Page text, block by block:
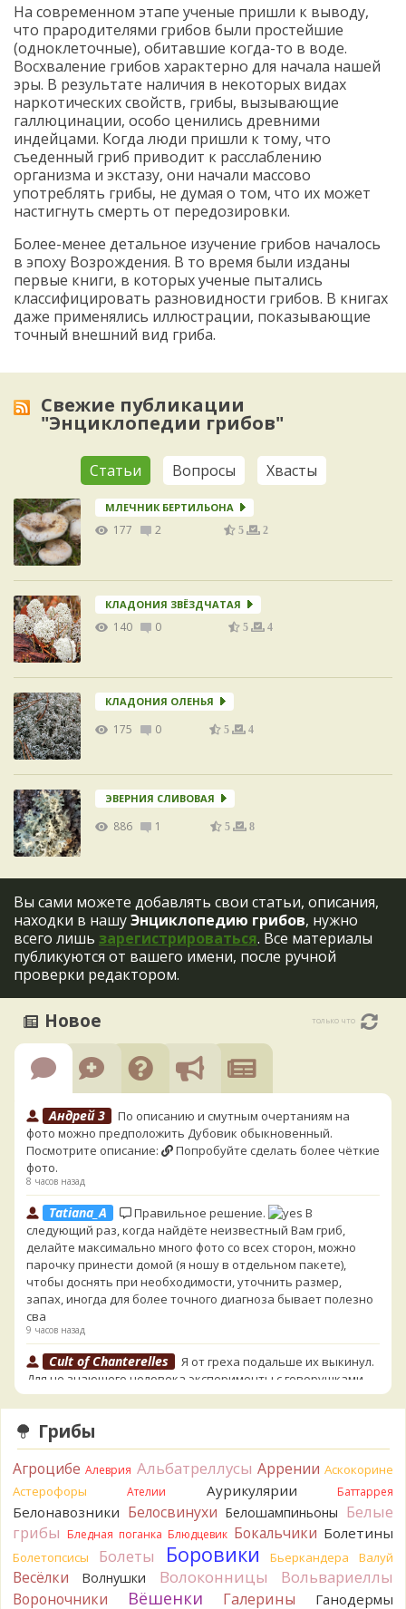
На современном этапе ученые пришли к выводу,
что прародителями грибов были простейшие
(одноклеточные), обитавшие когда-то в воде.
Восхваление грибов характерно для начала нашей
эры. В результате наличия в некоторых видах
наркотических свойств, грибы, вызывающие
галлюцинации, особо ценились древними
индейцами. Когда люди пришли к тому, что
съеденный гриб приводит к расслаблению
организма и экстазу, они начали массово
употреблять грибы, не думая о том, что их может
настигнуть смерть от передозировки.
Более-менее детальное изучение грибов началось
в эпоху Возрождения. В то время были изданы
первые книги, в которых ученые пытались
классифицировать разновидности грибов. В книгах
даже применялись иллюстрации, показывающие
точный внешний вид гриба.
Свежие публикации
"Энциклопедии грибов"
Статьи Вопросы Хвасты
МЛЕЧНИК БЕРТИЛЬОНА
177 2 5 2
КЛАДОНИЯ ЗВЁЗДЧАТАЯ
140 0 5 4
КЛАДОНИЯ ОЛЕНЬЯ
175 0 5 4
ЭВЕРНИЯ СЛИВОВАЯ
886 1 5 8
Вы сами можете добавлять свои статьи, описания,
находки в нашуЭнциклопедию грибов, нужно
всего лишь зарегистрироваться. Все материалы
публикуются от вашего имени, после ручной
проверки редактором.
Новое только что
Андрей 3
По описанию и смутным очертаниям на
фото можно предположить Дубовик обыкновенный.
Посмотрите описание:
Попробуйте сделать более чёткие
фото.
8 часов назад
Tatiana_A Правильное решение.
В
следующий раз, когда найдёте неизвестный Вам гриб,
делайте максимально много фото со всех сторон, можно
парочку принести домой (я ношу в отдельном пакете),
чтобы доснять при необходимости, уточнить размер,
запах, иногда для более точного диагноза бывает полезно
сва
9 часов назад
Cult of Chanterelles
Я от греха подальше их выкинул.
Для не знающего человека эксперименты с говорушками,
наверное, плохая идея.
9 часов назад
Tatiana_A
пруд пруди, и далеко не все описаны на этом сайте. И
большинство из них как минимум несъедобны. Ворончатая
должна слабо пахнуть миндалём. Из похожих есть, скажем,
Желобчатая и Бледноокрашенная. Росли не не древесине,
так? Из земли или из подстилки
9 часов назад
Мария Хорошо. При срезании синеет.
10 часов назад
Грибы
Агроцибе Алеврия Альбатреллусы Аррении Аскокорине
Астерофоры
Ателии Аурикулярии Баттаррея
Белонавозники Белосвинухи Белошампиньоны Белые
грибы Бледная поганка Блюдцевик Бокальчики Болетины
Болетопсисы Болеты Боровики Бьеркандера Валуй
Весёлки Волнушки Волоконницы Вольвариеллы
Вороночники Вёшенки Галерины Ганодермы